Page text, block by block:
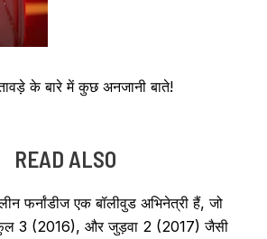
के बारे में कुछ अनजानी बाते!
READ ALSO
फर्नांडीज एक बॉलीवुड अभिनेत्री हैं, जो
3 (2016), और जुड़वा 2 (2017) जैसी